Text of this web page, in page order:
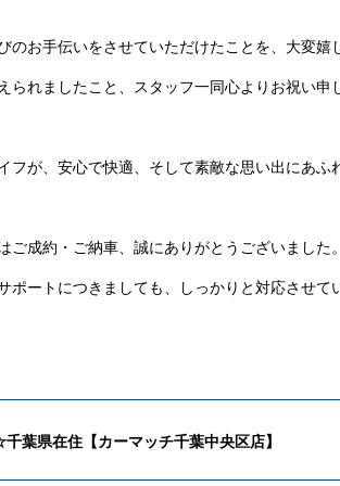
のお手伝いをさせていただけたことを、大変嬉
られましたこと、スタッフ一同心よりお祝い申
フが、安心で快適、そして素敵な思い出にあふ
ご成約・ご納車、誠にありがとうございました。
ポートにつきましても、しっかりと対応させ
葉県在住【カーマッチ千葉中央区店】